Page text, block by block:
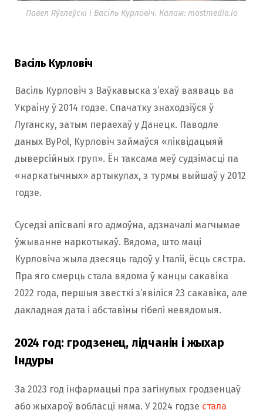
Павел Яўглеўскі і Васіль Курловіч. Калаж: mostmedia.io
Васіль Курловіч
Васіль Курловіч з Ваўкавыска з’ехаў ваяваць ва
Украіну ў 2014 годзе. Спачатку знаходзіўся ў
Луганску, затым пераехаў у Данецк. Паводле
даных ByPol, Курловіч займаўся «ліквідацыяй
дыверсійных груп». Ён таксама меў судзімасці па
«наркатычных» артыкулах, з турмы выйшаў у 2012
годзе.
Суседзі апісвалі яго адмоўна, адзначалі магчымае
ўжыванне наркотыкаў. Вядома, што маці
Курловіча жыла дзесяць гадоў у Італіі, ёсць сястра.
Пра яго смерць стала вядома ў канцы сакавіка
2022 года, першыя звесткі з’явіліся 23 сакавіка, але
дакладная дата і абставіны гібелі невядомыя.
2024 год: гродзенец, лідчанін і жыхар
Індуры
За 2023 год інфармацыі пра загінулых гродзенцаў
або жыхароў вобласці няма. У 2024 годзе стала